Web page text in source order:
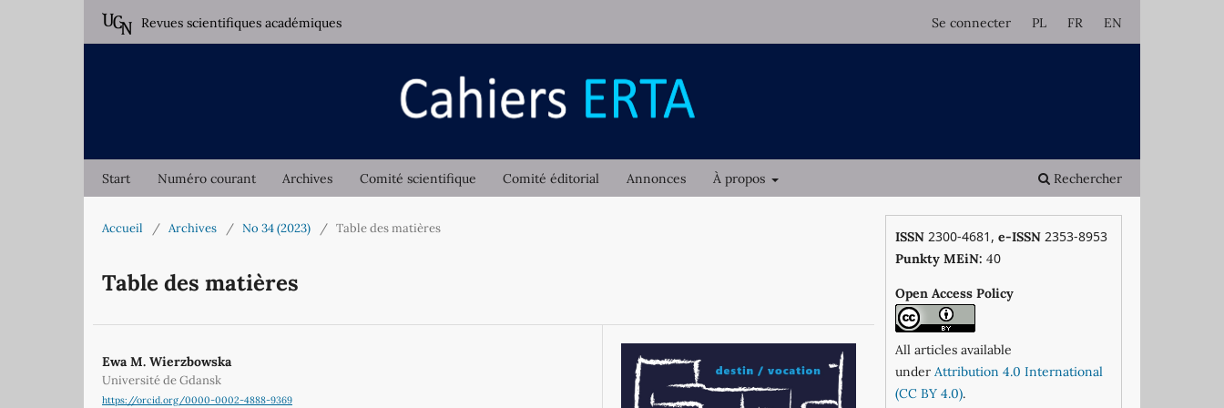
Start Numéro courant Archives Comité scientifique Comité éditorial Annonces À propos Rechercher
Se connecter PL FR EN
Revues scientifiques académiques
Accueil / Archives / No 34 (2023) / Table des matières
Table des matières
Ewa M. Wierzbowska
Université de Gdansk
https://orcid.org/0000-0002-4888-9369
ISSN 2300-4681, e-ISSN 2353-8953
Punkty MEiN: 40
Open Access Policy
All articles available
under Attribution 4.0 International
(CC BY 4.0).